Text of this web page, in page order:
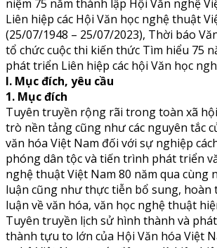
niệm 75 năm thành lập Hội Văn nghệ
Liên hiệp các Hội Văn học nghệ thuật
(25/07/1948 – 25/07/2023), Thời báo
tổ chức cuộc thi kiến thức Tìm hiểu 75
phát triển Liên hiệp các hội Văn học
I. Mục đích, yêu cầu
1. Mục đích
Tuyên truyền rộng rãi trong toàn xã
trò nền tảng cũng như các nguyên tắc
văn hóa Việt Nam đối với sự nghiệp
phóng dân tộc và tiến trình phát triển
nghệ thuật Việt Nam 80 năm qua cùng
luận cũng như thực tiễn bổ sung, hoàn
luận về văn hóa, văn học nghệ thuật
Tuyên truyền lịch sử hình thành và
thành tựu to lớn của Hội Văn hóa Việt